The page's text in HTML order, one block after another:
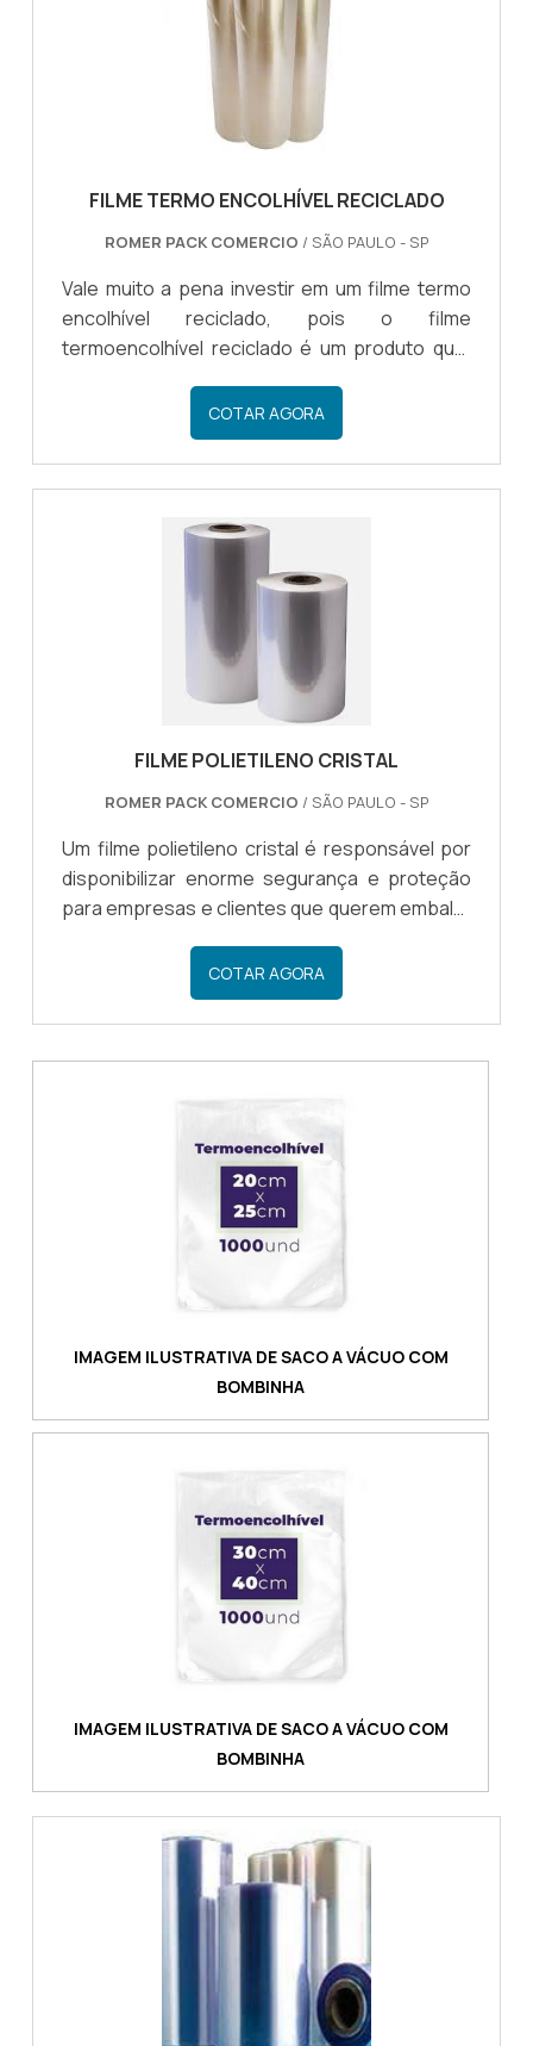
mercadorias, para processos logísti...
FILME TERMO ENCOLHÍVEL RECICLADO
ROMER PACK COMERCIO / SÃO PAULO - SP
Vale muito a pena investir em um filme termo
encolhível reciclado, pois o filme
termoencolhível reciclado é um produto que,
como objetivo fazer a embalagem de
diferentes produtos de forma eficiente.OS
CUIDADOS NECESSÁRIOS COM O FILME
TERMOENCOLHÍVEL Ao contrário de outros
modelos de embalagem, o filme
termoencolhível possui uma coloração
diferente, porém, não muda em nada a
qualidade do materia...
COTAR AGORA
FILME POLIETILENO CRISTAL
ROMER PACK COMERCIO / SÃO PAULO - SP
Um filme polietileno cristal é responsável por
disponibilizar enorme segurança e proteção
para empresas e clientes que querem embalar
amplamente utilizado em diversos ramos,
principalmente no ramo de confecção.
INFORMAÇÕES DO FILME POLIETILENOAlém do
polietileno, um filme cristal também pode ser
COTAR AGORA
IMAGEM ILUSTRATIVA DE SACO A VÁCUO COM
BOMBINHA
IMAGEM ILUSTRATIVA DE SACO A VÁCUO COM
BOMBINHA